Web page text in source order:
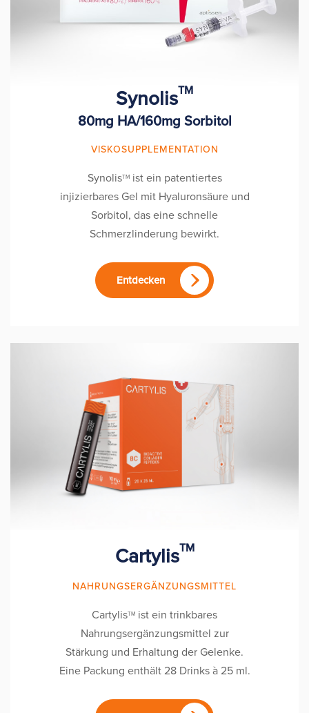
SynolisTM
80mg HA/160mg Sorbitol
VISKOSUPPLEMENTATION
SynolisTMist ein patentiertes
injizierbares Gel mit Hyaluronsäure und
Sorbitol, das eine schnelle
Schmerzlinderung bewirkt.
Entdecken
CartylisTM
NAHRUNGSERGÄNZUNGSMITTEL
CartylisTM ist ein trinkbares
Nahrungsergänzungsmittel zur
Stärkung und Erhaltung der Gelenke.
Eine Packung enthält 28 Drinks à 25 ml.